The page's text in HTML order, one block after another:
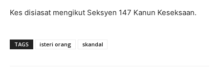
Kes disiasat mengikut Seksyen 147 Kanun Keseksaan.
TAGS isteri orang skandal